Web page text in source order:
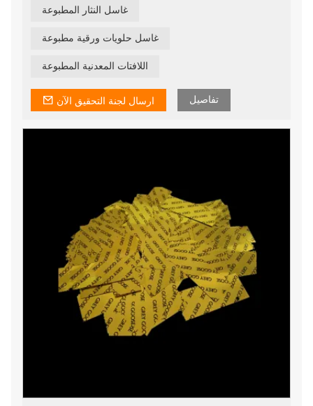
للاشتعال
غاسل النثار المطبوعة
غاسل حلويات ورقية مطبوعة
اللافتات المعدنية المطبوعة
ارسال لجنة التحقيق الآن تفاصيل